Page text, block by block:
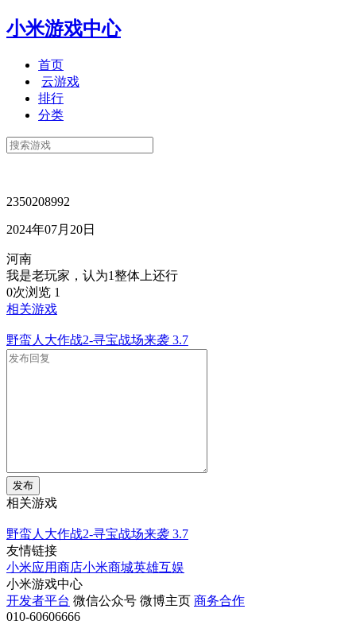
小米游戏中心
首页
云游戏
排行
分类
2350208992
2024年07月20日
河南
我是老玩家，认为1整体上还行
0次浏览 1
相关游戏
野蛮人大作战2-寻宝战场来袭 3.7
发布
相关游戏
野蛮人大作战2-寻宝战场来袭 3.7
友情链接
小米应用商店小米商城英雄互娱
小米游戏中心
开发者平台 微信公众号 微博主页 商务合作
010-60606666